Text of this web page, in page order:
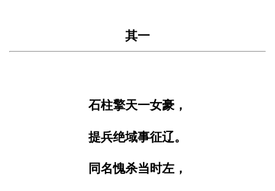
其一
石柱擎天一女豪，
提兵绝域事征辽。
同名愧杀当时左，